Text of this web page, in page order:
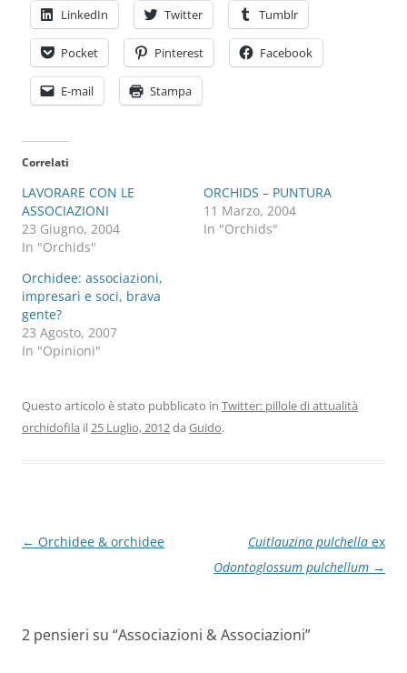
LinkedIn Twitter Tumblr
Pocket Pinterest Facebook
E-mail Stampa
Correlati
LAVORARE CON LE
ASSOCIAZIONI
23 Giugno, 2004
In "Orchids"
ORCHIDS – PUNTURA
11 Marzo, 2004
In "Orchids"
Orchidee: associazioni,
impresari e soci, brava
gente?
23 Agosto, 2007
In "Opinioni"
Questo articolo è stato pubblicato in Twitter: pillole di attualità
orchidofila il 25 Luglio, 2012da Guido.
Navigazione
← Orchidee & orchidee Cuitlauzina pulchella ex
Odontoglossum pulchellum →
2 pensieri su “Associazioni & Associazioni”